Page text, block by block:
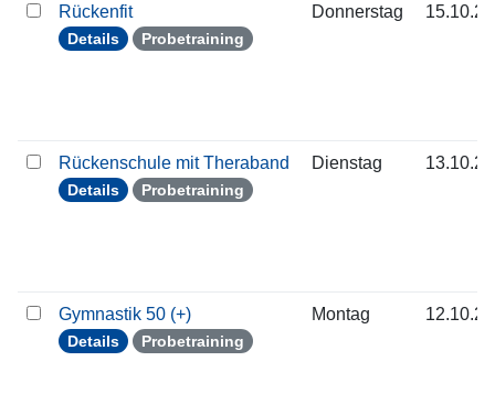
Rückenfit
Details Probetraining
Donnerstag
Rückenschule mit Theraband
Details Probetraining
Dienstag
Gymnastik 50 (+)
Details Probetraining
Montag